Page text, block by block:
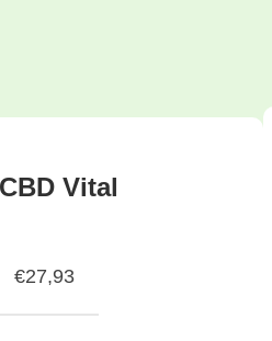
Vital
€27,93